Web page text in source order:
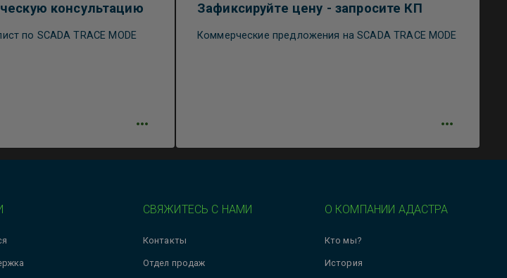
консультацию
по SCADA TRACE MODE
Зафиксируйте цену - запросите КП
Коммерческие предложения на SCADA TRACE MODE
СВЯЖИТЕСЬ С НАМИ
Контакты
Отдел продаж
О КОМПАНИИ АДАСТРА
Кто мы?
История